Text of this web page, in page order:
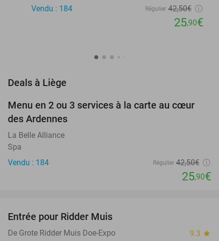
Vendu : 184
Régulier 42,50€
25,90€
Deals à Liège
39%
Menu en 2 ou 3 services à la carte au cœur
des Ardennes
La Belle Alliance
Spa
Vendu : 184
Régulier 42,50€
25,90€
TODAY
Entrée pour Ridder Muis
De Grote Ridder Muis Doe-Expo 9.3 star